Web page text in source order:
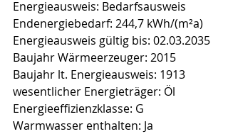
Energieausweis: Bedarfsausweis
Endenergiebedarf: 244,7 kWh/(m²a)
Energieausweis gültig bis: 02.03.2035
Baujahr Wärmeerzeuger: 2015
Baujahr lt. Energieausweis: 1913
wesentlicher Energieträger: Öl
Energieeffizienzklasse: G
Warmwasser enthalten: Ja